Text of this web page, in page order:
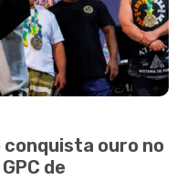
ouro no
de